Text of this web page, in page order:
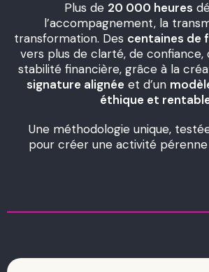
Plus de 20 000 heures
l’accompagnement, la
transformation. Des centaines de
vers plus de clarté, de
stabilité financière, grâce à la
signature alignée et d’un
éthique et
Une méthodologie unique,
pour créer une activité